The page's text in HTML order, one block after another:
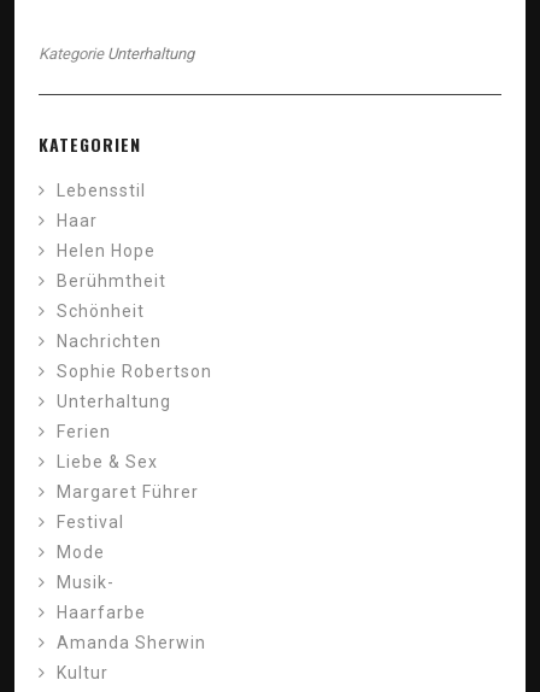
Kategorie Unterhaltung
KATEGORIEN
Lebensstil
Haar
Helen Hope
Berühmtheit
Schönheit
Nachrichten
Sophie Robertson
Unterhaltung
Ferien
Liebe & Sex
Margaret Führer
Festival
Mode
Musik-
Haarfarbe
Amanda Sherwin
Kultur